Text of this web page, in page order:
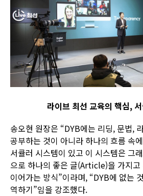
라이브 최선 교육의 핵심,
송오현 원장은 “DYB에는 리딩, 문법,
공부하는 것이 아니라 하나의 흐름 속
서큘러 시스템이 있고 이 시스템은 그
으로 하나의 좋은 글(Article)을 가지고
이어가는 방식”이라며, “DYB에 없는
역하기”임을 강조했다.